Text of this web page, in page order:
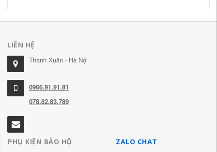
LIÊN HỆ
Thanh Xuân - Hà Nội
0966.91.91.81
078.82.83.789
PHỤ KIỆN BẢO HỘ ZALO CHAT